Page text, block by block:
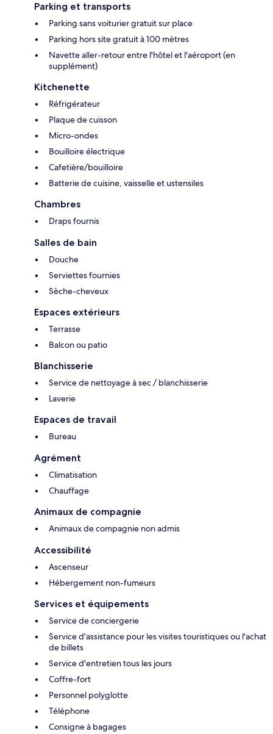
Parking et transports
Parking sans voiturier gratuit sur place
Parking hors site gratuit à 100 mètres
Navette aller-retour entre l'hôtel et l'aéroport (en
supplément)
Kitchenette
Réfrigérateur
Plaque de cuisson
Micro-ondes
Bouilloire électrique
Cafetière/bouilloire
Batterie de cuisine, vaisselle et ustensiles
Chambres
Draps fournis
Salles de bain
Douche
Serviettes fournies
Sèche-cheveux
Espaces extérieurs
Terrasse
Balcon ou patio
Blanchisserie
Service de nettoyage à sec / blanchisserie
Laverie
Espaces de travail
Bureau
Agrément
Climatisation
Chauffage
Animaux de compagnie
Animaux de compagnie non admis
Accessibilité
Ascenseur
Hébergement non-fumeurs
Services et équipements
Service de conciergerie
Service d'assistance pour les visites touristiques ou l'achat
de billets
Service d'entretien tous les jours
Coffre-fort
Personnel polyglotte
Téléphone
Consigne à bagages